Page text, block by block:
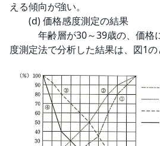
える傾向が強い。
(d) 価格感度測定の結果
年齢層が30～39歳の、価格に